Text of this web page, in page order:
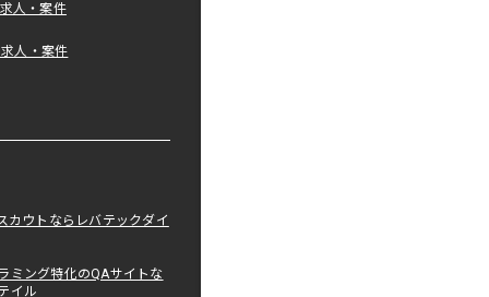
人・案件
人・案件
カウトならレバテックダイ
ミング特化のQAサイトな
イル